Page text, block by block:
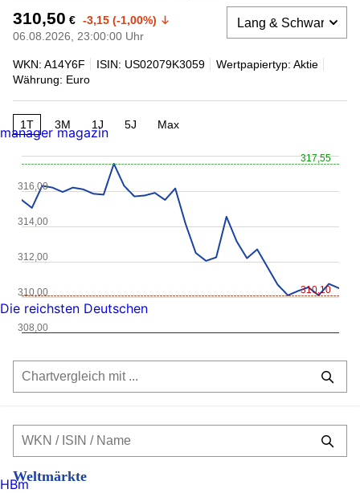
310,50 € -3,15 (-1,00%)
06.08.2026, 23:00:00 Uhr
WKN: A14Y6F ISIN: US02079K3059
Wertpapiertyp: Aktie
Währung: Euro
1T 3M 1J 5J Max
317,55
310,10
308,00
310,00
312,00
314,00
316,00
Weltmärkte
manager magazin
Die reichsten Deutschen
HBm